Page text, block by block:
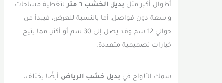
أطوال أكبر مثل بديل الخشب ٦ متر
لتغطية مساحات
واسعة دون فواصل، أما بالنسبة للعرض، فيبدأ من
حوالي 12 سم وقد يصل إلى 30 سم أو أكثر، مما يتيح
خيارات تصميمية متعددة.
سمك الألواح فيبديل خشب الرياض أيضًا يختلف،